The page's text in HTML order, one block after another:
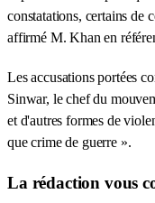
constatations, certains de
affirmé M. Khan en
Les accusations portées
Sinwar, le chef du
et d'autres formes de
que crime de guerre ».
La rédaction vous